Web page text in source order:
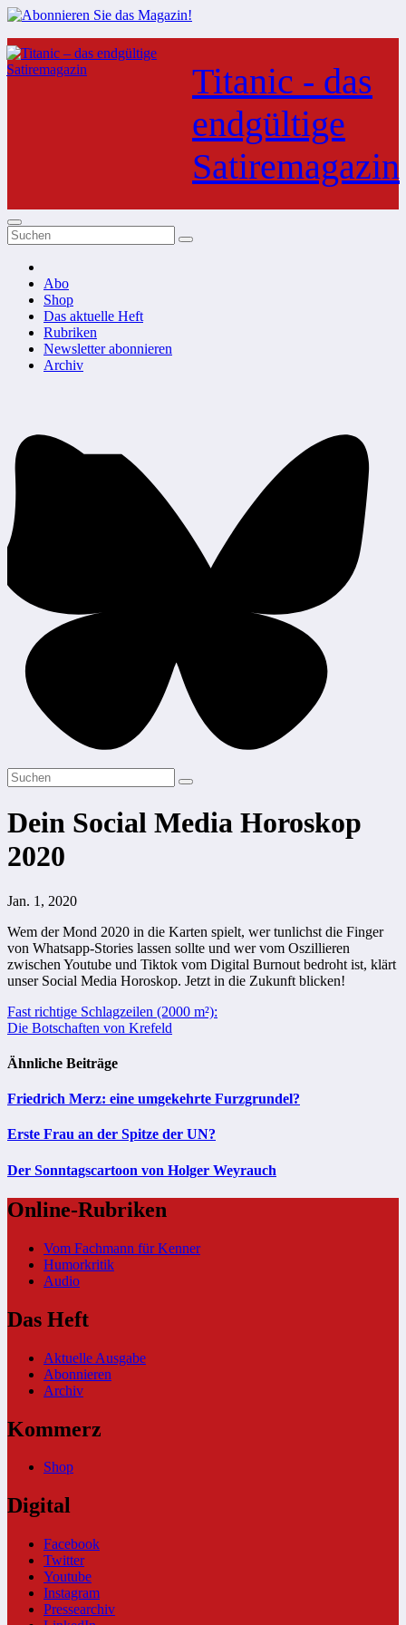
Zum
Inhalt
springen
Titanic - das
endgültige
Satiremagazin
Abo
Shop
Das aktuelle Heft
Rubriken
Newsletter abonnieren
Archiv
Dein Social Media Horoskop
2020
Jan. 1, 2020
Wem der Mond 2020 in die Karten spielt, wer tunlichst die Finger
von Whatsapp-Stories lassen sollte und wer vom Oszillieren
zwischen Youtube und Tiktok vom Digital Burnout bedroht ist, klärt
unser Social Media Horoskop. Jetzt in die Zukunft blicken!
Beitragsnavigation
Fast richtige Schlagzeilen (2000 m²):
Die Botschaften von Krefeld
Ähnliche Beiträge
Friedrich Merz: eine umgekehrte Furzgrundel?
Erste Frau an der Spitze der UN?
Der Sonntagscartoon von Holger Weyrauch
Online-Rubriken
Vom Fachmann für Kenner
Humorkritik
Audio
Das Heft
Aktuelle Ausgabe
Abonnieren
Archiv
Kommerz
Shop
Digital
Facebook
Twitter
Youtube
Instagram
Pressearchiv